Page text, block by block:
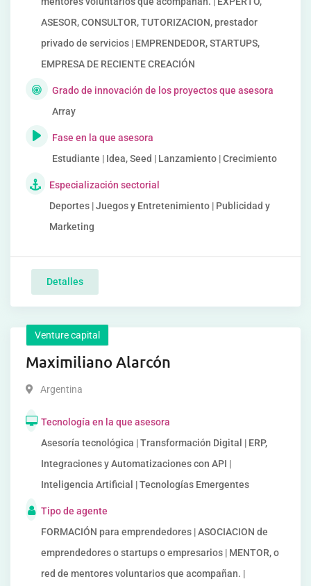
ASESOR, CONSULTOR, TUTORIZACION, prestador
privado de servicios | EMPRENDEDOR, STARTUPS,
EMPRESA DE RECIENTE CREACIÓN
Grado de innovación de los proyectos que asesora
Array
Fase en la que asesora
Estudiante | Idea, Seed | Lanzamiento | Crecimiento
Especialización sectorial
Deportes | Juegos y Entretenimiento | Publicidad y
Marketing
Detalles
Venture capital
Maximiliano Alarcón
Argentina
Tecnología en la que asesora
Asesoría tecnológica | Transformación Digital | ERP,
Integraciones y Automatizaciones con API |
Inteligencia Artificial | Tecnologías Emergentes
Tipo de agente
FORMACIÓN para emprendedores | ASOCIACION de
emprendedores o startups o empresarios | MENTOR, o
red de mentores voluntarios que acompañan. |